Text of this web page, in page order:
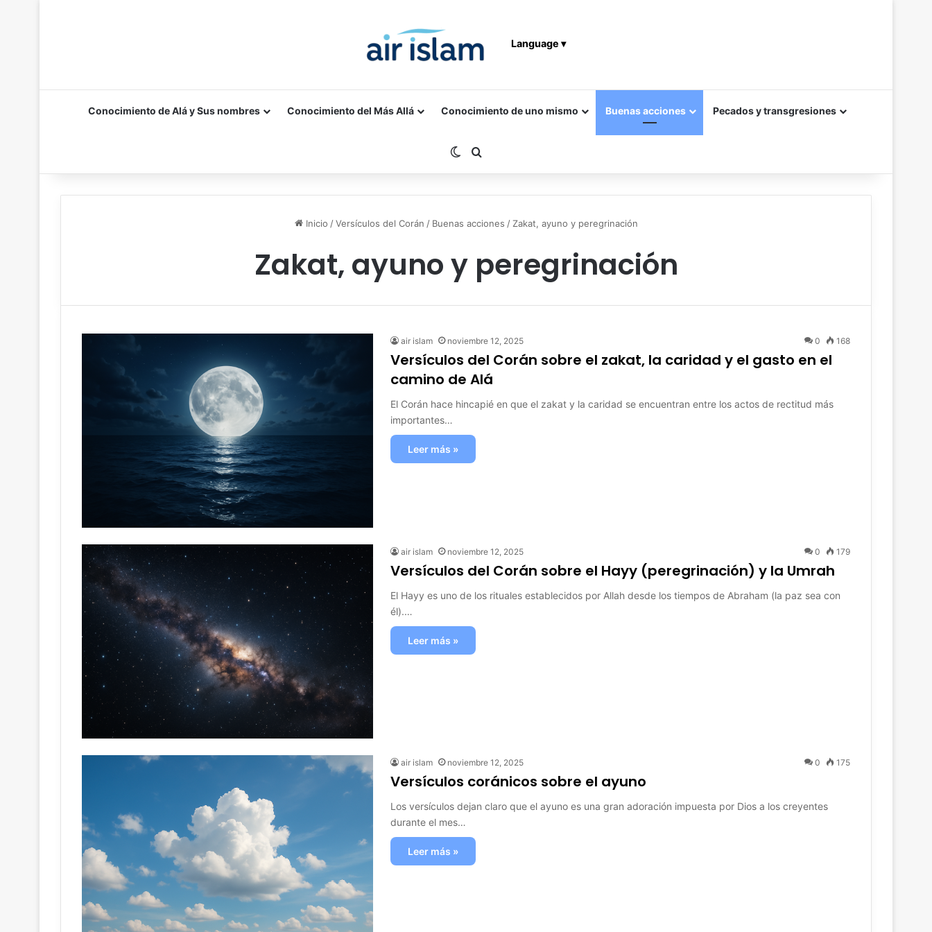
Language ▾
Conocimiento de Alá y Sus nombres Conocimiento del Más Allá Conocimiento de uno mismo Buenas acciones Pecados y transgresiones
Switch skin
Inicio / Versículos del Corán / Buenas acciones / Zakat, ayuno y peregrinación
Zakat, ayuno y peregrinación
air islam noviembre 12, 2025 0 168
Versículos del Corán sobre el zakat, la caridad y el gasto en el
camino de Alá
El Corán hace hincapié en que el zakat y la caridad se encuentran entre los actos de rectitud más
importantes…
Leer más »
air islam noviembre 12, 2025 0 179
Versículos del Corán sobre el Hayy (peregrinación) y la Umrah
El Hayy es uno de los rituales establecidos por Allah desde los tiempos de Abraham (la paz sea con
él).…
Leer más »
air islam noviembre 12, 2025 0 175
Versículos coránicos sobre el ayuno
Los versículos dejan claro que el ayuno es una gran adoración impuesta por Dios a los creyentes
durante el mes…
Leer más »